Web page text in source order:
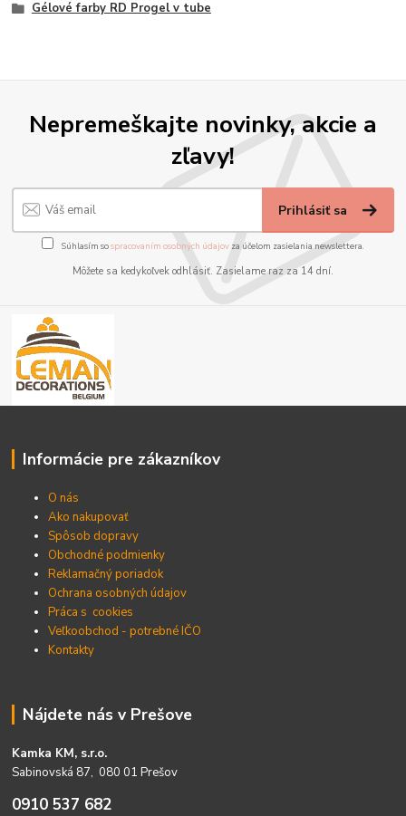
Gélové farby RD Progel v tube
Nepremeškajte novinky, akcie a
zľavy!
Prihlásiť sa
Súhlasím sospracovaním osobných údajov za účelom zasielania newslettera.
Môžete sa kedykoľvek odhlásiť. Zasielame raz za 14 dní.
Informácie pre zákazníkov
O nás
Ako nakupovať
Spôsob dopravy
Obchodné podmienky
Reklamačný poriadok
Ochrana osobných údajov
Práca s cookies
Veľkoobchod - potrebné IČO
Kontakty
Nájdete nás v Prešove
Kamka KM, s.r.o.
Sabinovská 87, 080 01 Prešov
0910 537 682